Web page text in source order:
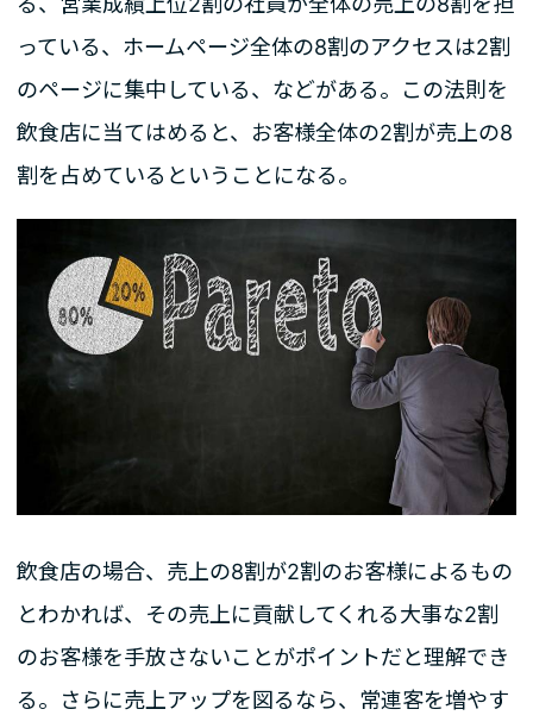
っている、ホームページ全体の8割のアクセスは2割
のページに集中している、などがある。この法則を
飲食店に当てはめると、お客様全体の2割が売上の8
割を占めているということになる。
飲食店の場合、売上の8割が2割のお客様によるもの
とわかれば、その売上に貢献してくれる大事な2割
のお客様を手放さないことがポイントだと理解でき
る。さらに売上アップを図るなら、常連客を増やす